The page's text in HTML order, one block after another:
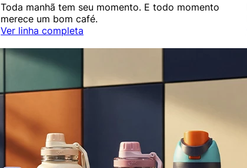
Toda manhã tem seu momento. E todo momento
merece um bom café.
Ver linha completa